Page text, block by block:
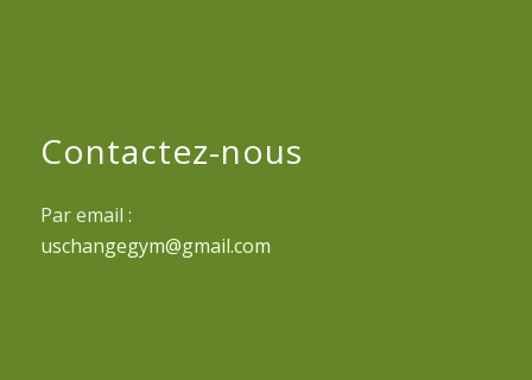
Contactez-nous
Par email :
uschangegym@gmail.com